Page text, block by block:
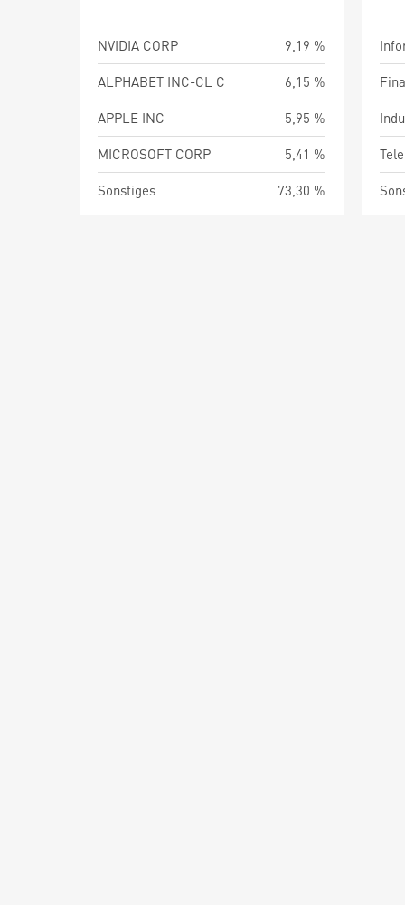
NVIDIA CORP
9,19 %
ALPHABET INC-CL C
6,15 %
APPLE INC
5,95 %
MICROSOFT CORP
5,41 %
Sonstiges
73,30 %